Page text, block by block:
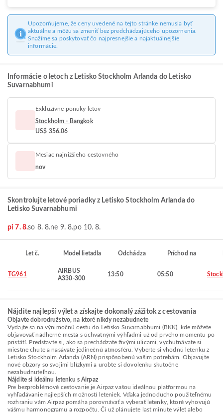
Upozorňujeme, že ceny uvedené na tejto stránke nemusia byť
aktuálne a môžu sa zmeniť bez predchádzajúceho upozornenia.
Snažíme sa poskytovať čo najpresnejšie a najaktuálnejšie
informácie.
Informácie o letoch z Letisko Stockholm Arlanda do Letisko
Suvarnabhumi
Exkluzívne ponuky letov
Stockholm - Bangkok
US$ 356.06
Mesiac najnižšieho cestovného
nov
Skontrolujte letové poriadky z Letisko Stockholm Arlanda do
Letisko Suvarnabhumi
pi 7. 8.so 8. 8.ne 9. 8.po 10. 8.
Let č. Model lietadla Odchádza Príchod na
TG961
AIRBUS
A330-300
13:50 05:50
Nájdite najlepší výlet a získajte dokonalý zážitok z cestovania
Objavte dobrodružstvo, na ktoré nikdy nezabudnete
Vydajte sa na výnimočnú cestu do Letisko Suvarnabhumi (BKK), kde môžete
objavovať nádherné mestá s úchvatnými výhľadmi už od prvého momentu po
pristátí. Predstavte si, ako sa prechádzate živými ulicami, vychutnávate si
miestne chute a nasávate jedinečnú atmosféru. Vyberte si vhodnú letenku z
Letisko Stockholm Arlanda (ARN) prispôsobenú vašim potrebám. Objavujte
nové obzory so svojimi blízkymi a urobte si dovolenku skutočne
nezabudnuteľnou.
Nájdite si ideálnu letenku s Airpaz
Pre bezproblémové cestovanie je Airpaz vašou ideálnou platformou na
vyhľadávanie najlepších možností leteniek. Vďaka jednoducho použiteľnému
rozhraniu vám Airpaz pomáha porovnávať a vyberať letenky, ktoré vyhovujú
vášmu harmonogramu a rozpočtu. Či už plánujete last minute výlet alebo